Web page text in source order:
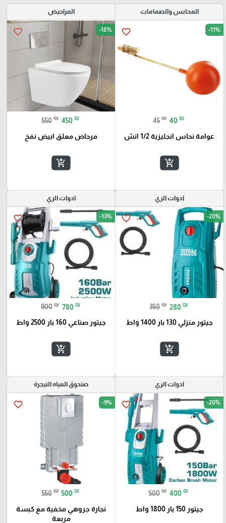
المحابس والصمامات
favorite_border -11%
45 ₪ 40 ₪
عوامة نحاس انجليزية 1/2 انش
add_shopping_cart
المراحيض
favorite_border -18%
550 ₪ 450 ₪
مرحاض معلق ابيض نفخ
add_shopping_cart
ادوات الري
favorite_border -20%
350 ₪ 280 ₪
جيتور منزلي 130 بار 1400 واط
add_shopping_cart
ادوات الري
favorite_border -13%
900 ₪ 780 ₪
جيتور صناعي 160 بار 2500 واط
add_shopping_cart
ادوات الري
favorite_border -20%
500 ₪ 400 ₪
جيتور 150 بار 1800 واط
صندوق المياه النيجرة
favorite_border -9%
550 ₪ 500 ₪
نجارة جروهي مخفية مع كبسة
مربعة